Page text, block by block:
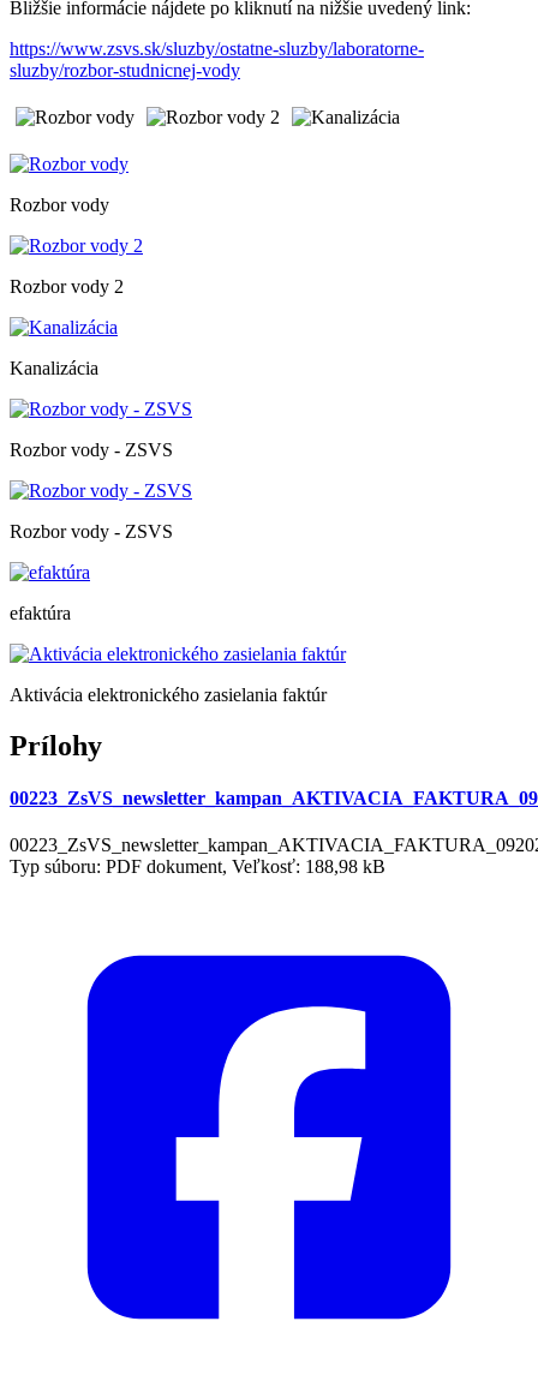
Bližšie informácie nájdete po kliknutí na nižšie uvedený link:
https://www.zsvs.sk/sluzby/ostatne-sluzby/laboratorne-
sluzby/rozbor-studnicnej-vody
Rozbor vody
Rozbor vody 2
Kanalizácia
Rozbor vody - ZSVS
Rozbor vody - ZSVS
efaktúra
Aktivácia elektronického zasielania faktúr
Prílohy
Typ súboru: PDF dokument, Veľkosť: 188,98 kB